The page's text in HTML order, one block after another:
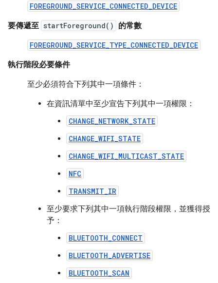
FOREGROUND_SERVICE_CONNECTED_DEVICE
要傳遞至 startForeground() 的常數
FOREGROUND_SERVICE_TYPE_CONNECTED_DEVICE
執行階段必要條件
至少必須符合下列其中一項條件：
在資訊清單中至少宣告下列其中一項權限：
CHANGE_NETWORK_STATE
CHANGE_WIFI_STATE
CHANGE_WIFI_MULTICAST_STATE
NFC
TRANSMIT_IR
至少要求下列其中一項執行階段權限，並獲得授
予：
BLUETOOTH_CONNECT
BLUETOOTH_ADVERTISE
BLUETOOTH_SCAN